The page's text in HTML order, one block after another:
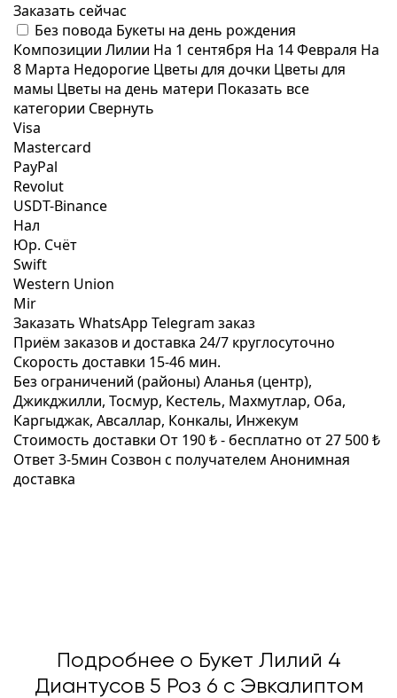
Заказать сейчас
Без повода Букеты на день рождения
Композиции Лилии На 1 сентября На 14 Февраля На
8 Марта Недорогие Цветы для дочки Цветы для
мамы Цветы на день матери Показать все
категории Свернуть
Visa
Mastercard
PayPal
Revolut
USDT-Binance
Нал
Юр. Счёт
Swift
Western Union
Mir
Заказать WhatsApp Telegram заказ
Приём заказов и доставка 24/7 круглосуточно
Скорость доставки 15-46 мин.
Без ограничений (районы)Аланья (центр),
Джикджилли, Тосмур, Кестель, Махмутлар, Оба,
Каргыджак, Авсаллар, Конкалы, Инжекум
Стоимость доставки От 190 ₺ - бесплатно от 27 500 ₺
Ответ 3-5мин Созвон с получателем Анонимная
доставка
Подробнее о Букет Лилий 4
Диантусов 5 Роз 6 с Эвкалиптом